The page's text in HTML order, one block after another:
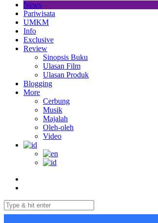
News
Pariwisata
UMKM
Info
Exclusive
Review
Sinopsis Buku
Ulasan Film
Ulasan Produk
Blogging
More
Cerbung
Musik
Majalah
Oleh-oleh
Video